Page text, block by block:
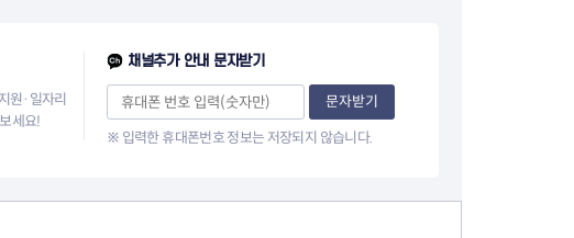
이
지
원·일자리
세요!
채널추가 안내 문자받기
문자받기
※ 입력한 휴대폰번호 정보는 저장되지 않습니다.